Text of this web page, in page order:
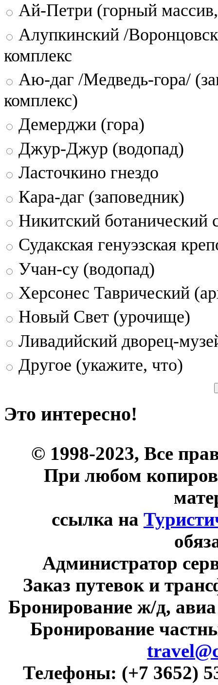
Ай-Петри (горный
Алупкинский /
комплекс
Аю-даг /Медведь-гора/
комплекс)
Демерджи (гора)
Джур-Джур (водопад)
Ласточкино гнездо
Кара-даг (заповедник)
Никитский ботанический
Судакская генуэзская
Учан-су (водопад)
Херсонес Таврический
Новый Свет (урочище)
Ливадийский дворец-
Другое (укажите, что)
Это интересно!
© 1998-2023, Все
При любом
ссылка на
Администратор
Заказ путевок и
Бронирование ж/д,
Бронирование
Телефоны: (+7 3652)